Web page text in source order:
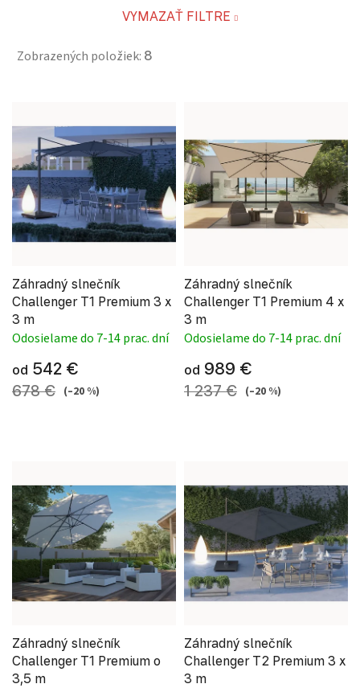
VYMAZAŤ FILTRE
Zobrazených položiek: 8
Záhradný slnečník
Challenger T1 Premium 3 x
3 m
Odosielame do 7-14 prac. dní
od 542 €
678 € (–20 %)
Záhradný slnečník
Challenger T1 Premium 4 x
3 m
Odosielame do 7-14 prac. dní
od 989 €
1 237 € (–20 %)
Záhradný slnečník
Challenger T1 Premium o
3,5 m
Záhradný slnečník
Challenger T2 Premium 3 x
3 m